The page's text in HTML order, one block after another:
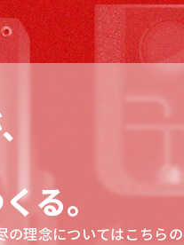
る。
理念についてはこちら